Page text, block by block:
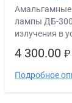
Амальгамные
лампы ДБ-
излучения в
4 300.00 ₽
Подробное